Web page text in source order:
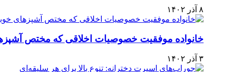
۸ آذر ۱۴۰۲
خانواده موفقیت خصوصیات اخلاقی که مختص
۳ آذر ۱۴۰۲